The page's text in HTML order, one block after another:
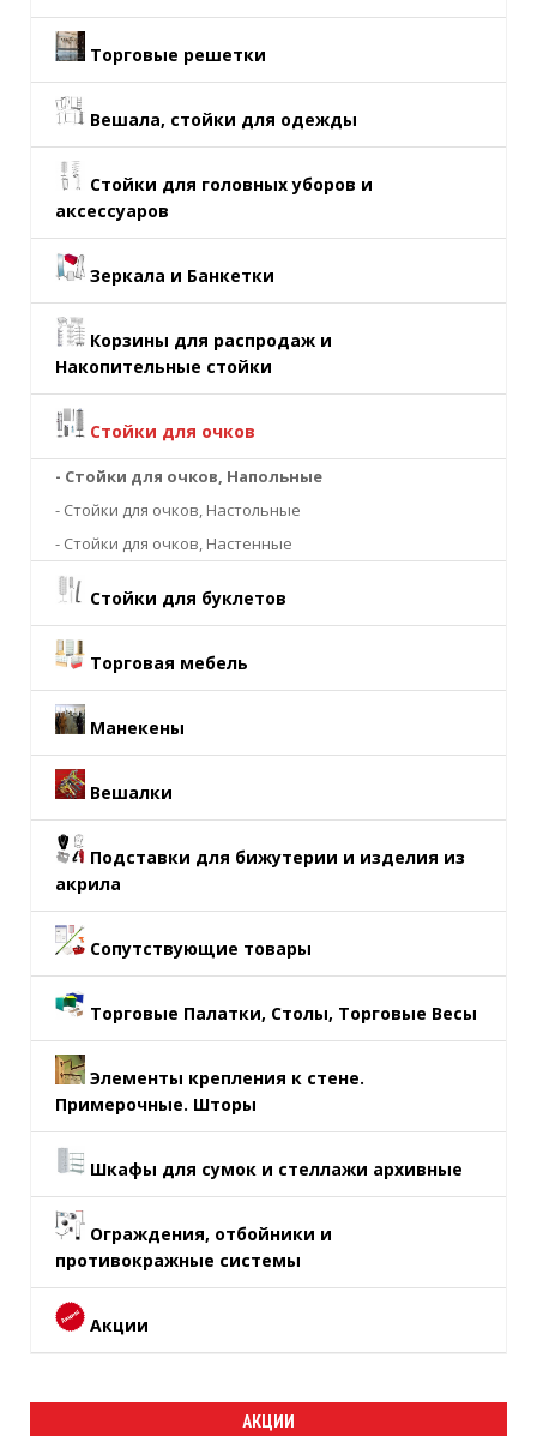
Торговые решетки
Вешала, стойки для одежды
Стойки для головных уборов и
аксессуаров
Зеркала и Банкетки
Корзины для распродаж и
Накопительные стойки
Стойки для очков
- Стойки для очков, Напольные
- Стойки для очков, Настольные
- Стойки для очков, Настенные
Стойки для буклетов
Торговая мебель
Манекены
Вешалки
Подставки для бижутерии и изделия из
акрила
Сопутствующие товары
Торговые Палатки, Столы, Торговые Весы
Элементы крепления к стене.
Примерочные. Шторы
Шкафы для сумок и стеллажи архивные
Ограждения, отбойники и
противокражные системы
Акции
АКЦИИ